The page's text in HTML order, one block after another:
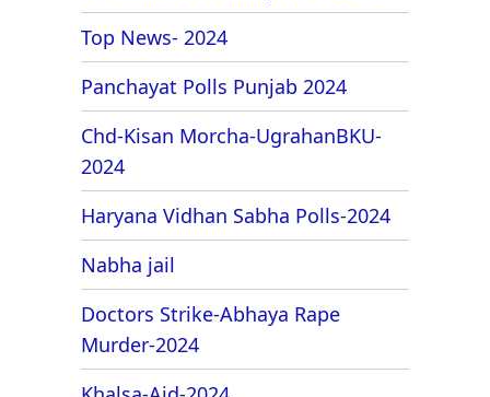
Top News- 2024
Panchayat Polls Punjab 2024
Chd-Kisan Morcha-UgrahanBKU-
2024
Haryana Vidhan Sabha Polls-2024
Nabha jail
Doctors Strike-Abhaya Rape
Murder-2024